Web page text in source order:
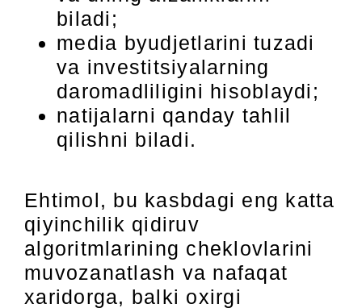
biladi;
media byudjetlarini tuzadi
va investitsiyalarning
daromadliligini hisoblaydi;
natijalarni qanday tahlil
qilishni biladi.
Ehtimol, bu kasbdagi eng katta
qiyinchilik qidiruv
algoritmlarining cheklovlarini
muvozanatlash va nafaqat
xaridorga, balki oxirgi